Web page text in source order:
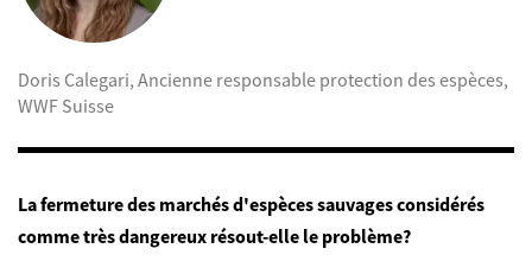
Doris Calegari, Ancienne responsable protection des espèces,
WWF Suisse
La fermeture des marchés d'espèces sauvages considérés
comme très dangereux résout-elle le problème?